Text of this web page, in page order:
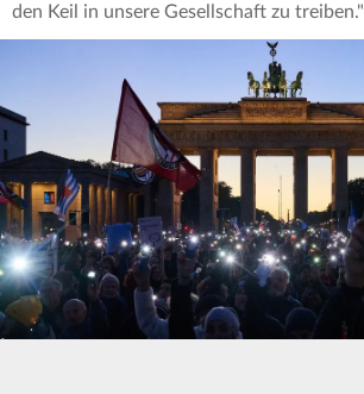
den Keil in unsere Gesellschaft zu treiben."